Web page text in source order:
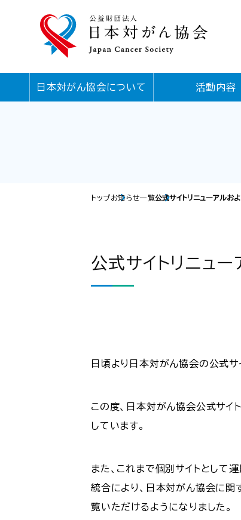
日本対がん協会について 活動内容
トップお知らせ一覧公式サイトリニューアルお
公式サイトリニュー
日頃より日本対がん協会の公式サ
この度、日本対がん協会公式サイ
しています。
また、これまで個別サイトとして
統合により、日本対がん協会に関
覧いただけるようになりました。